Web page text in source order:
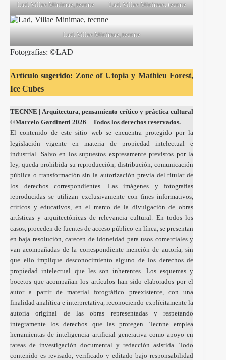
Lad, Villae Minimae, tecnne Lad, Villae Minimae, tecnne
Lad, Villae Minimae, tecnne
Fotografías: ©LAD
Artículo sugerido: Zone of Utopia y Mathieu Forest,
Ice Cubes
TECNNE | Arquitectura, pensamiento crítico y práctica cultural
©Marcelo Gardinetti 2026 – Todos los derechos reservados.
El contenido de este sitio web se encuentra protegido por la
legislación vigente en materia de propiedad intelectual e
industrial. Salvo en los supuestos expresamente previstos por la
ley, queda prohibida su reproducción, distribución, comunicación
pública o transformación sin la autorización previa del titular de
los derechos correspondientes. Las imágenes y fotografías
reproducidas se utilizan exclusivamente con fines informativos,
críticos y educativos, en el marco de la divulgación de obras
artísticas y arquitectónicas de relevancia cultural. En todos los
casos, proceden de fuentes de acceso público en línea, se presentan
en baja resolución, carecen de idoneidad para usos comerciales y
van acompañadas de la correspondiente mención de autoría, sin
que ello implique desconocimiento alguno de los derechos de
propiedad intelectual que les son inherentes. Los esquemas y
bocetos que acompañan los artículos han sido elaborados por el
autor a partir de material fotográfico preexistente, con una
finalidad analítica e interpretativa, reconociendo explícitamente la
autoría original de las obras representadas y respetando
íntegramente los derechos que las protegen. Tecnne emplea
herramientas de inteligencia artificial generativa como apoyo en
tareas de investigación documental y redacción asistida. Todo
contenido es revisado, verificado y editado bajo responsabilidad